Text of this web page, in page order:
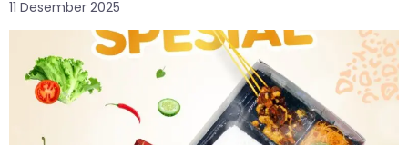
11 Desember 2025